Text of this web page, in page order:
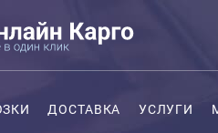
ДОСТАВКА УСЛУГИ